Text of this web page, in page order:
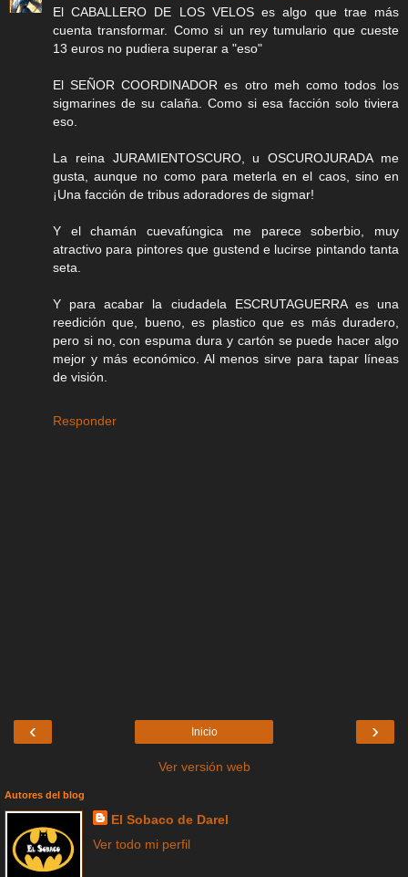
El CABALLERO DE LOS VELOS es algo que trae más
cuenta transformar. Como si un rey tumulario que cueste
13 euros no pudiera superar a "eso"
El SEÑOR COORDINADOR es otro meh como todos los
sigmarines de su calaña. Como si esa facción solo tiviera
eso.
La reina JURAMIENTOSCURO, u OSCUROJURADA me
gusta, aunque no como para meterla en el caos, sino en
¡Una facción de tribus adoradores de sigmar!
Y el chamán cuevafúngica me parece soberbio, muy
atractivo para pintores que gustend e lucirse pintando tanta
seta.
Y para acabar la ciudadela ESCRUTAGUERRA es una
reedición que, bueno, es plastico que es más duradero,
pero si no, con espuma dura y cartón se puede hacer algo
mejor y más económico. Al menos sirve para tapar líneas
de visión.
Responder
‹ ›
Inicio
Ver versión web
Autores del blog
El Sobaco de Darel
Ver todo mi perfil